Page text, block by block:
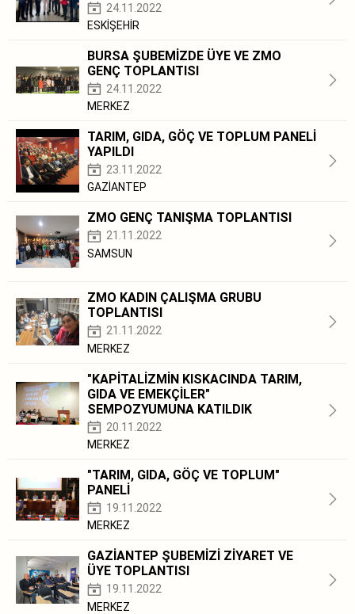
24.11.2022
ESKİŞEHİR
BURSA ŞUBEMİZDE ÜYE VE ZMO
GENÇ TOPLANTISI
24.11.2022
MERKEZ
TARIM, GIDA, GÖÇ VE TOPLUM PANELİ
YAPILDI
23.11.2022
GAZİANTEP
ZMO GENÇ TANIŞMA TOPLANTISI
21.11.2022
SAMSUN
ZMO KADIN ÇALIŞMA GRUBU
TOPLANTISI
21.11.2022
MERKEZ
"KAPİTALİZMİN KISKACINDA TARIM,
GIDA VE EMEKÇİLER"
SEMPOZYUMUNA KATILDIK
20.11.2022
MERKEZ
"TARIM, GIDA, GÖÇ VE TOPLUM"
PANELİ
19.11.2022
MERKEZ
GAZİANTEP ŞUBEMİZİ ZİYARET VE
ÜYE TOPLANTISI
19.11.2022
MERKEZ